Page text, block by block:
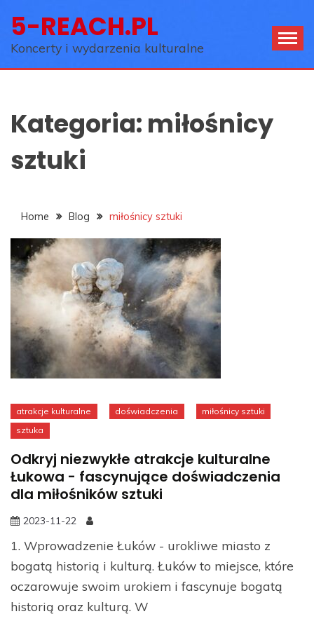
content
5-REACH.PL
Koncerty i wydarzenia kulturalne
Kategoria: miłośnicy
sztuki
Home Blog miłośnicy sztuki
atrakcje kulturalne doświadczenia
miłośnicy sztuki
sztuka
Odkryj niezwykłe atrakcje kulturalne
Łukowa - fascynujące doświadczenia
dla miłośników sztuki
2023-11-22
1. Wprowadzenie Łuków - urokliwe miasto z
bogatą historią i kulturą. Łuków to miejsce, które
oczarowuje swoim urokiem i fascynuje bogatą
historią oraz kulturą. W